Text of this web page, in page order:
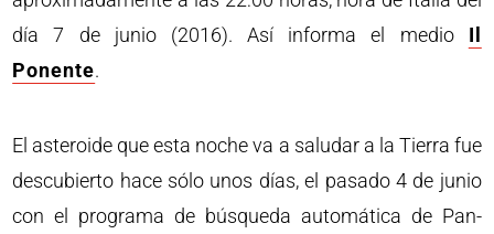
día 7 de junio (2016). Así informa el medio Il
Ponente.
El asteroide que esta noche va a saludar a la Tierra fue
descubierto hace sólo unos días, el pasado 4 de junio
con el programa de búsqueda automática de Pan-